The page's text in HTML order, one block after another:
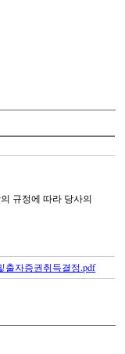
규정에 따라 당사의
출자증권취득결정.pdf